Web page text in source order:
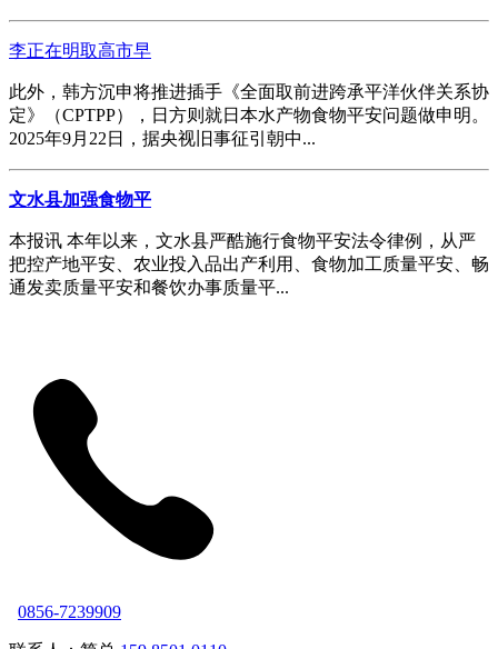
李正在明取高市早
此外，韩方沉申将推进插手《全面取前进跨承平洋伙伴关系协
定》（CPTPP），日方则就日本水产物食物平安问题做申明。
2025年9月22日，据央视旧事征引朝中...
文水县加强食物平
本报讯 本年以来，文水县严酷施行食物平安法令律例，从严
把控产地平安、农业投入品出产利用、食物加工质量平安、畅
通发卖质量平安和餐饮办事质量平...
0856-7239909